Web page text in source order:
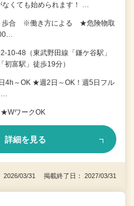
くても始められます！ …
歩合 ※働き方による ★危険物取
10-48（東武野田線「鎌ケ谷駅」
初富駅」徒歩19分）
4h～OK ★週2日～OK！週5日フル
…
ワークOK
詳細を見る
2026/03/31 掲載終了日： 2027/03/31